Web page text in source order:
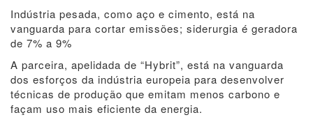
Indústria pesada, como aço e cimento, está na
vanguarda para cortar emissões; siderurgia é geradora
de 7% a 9%
A parceira, apelidada de “Hybrit”, está na vanguarda
dos esforços da indústria europeia para desenvolver
técnicas de produção que emitam menos carbono e
façam uso mais eficiente da energia.